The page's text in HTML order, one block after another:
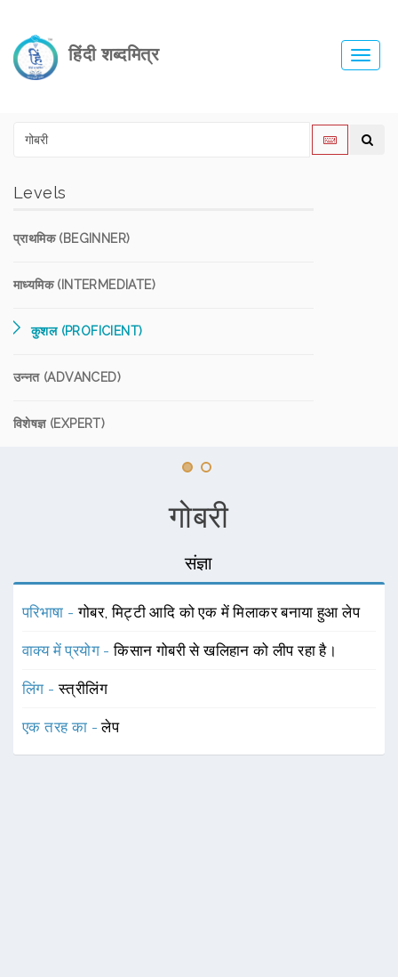
हिंदी शब्दमित्र
Levels
प्राथमिक (BEGINNER)
माध्यमिक (INTERMEDIATE)
कुशल (PROFICIENT)
उन्नत (ADVANCED)
विशेषज्ञ (EXPERT)
गोबरी
संज्ञा
परिभाषा -गोबर, मिट्टी आदि को एक में मिलाकर बनाया हुआ लेप
वाक्य में प्रयोग -किसान गोबरी से खलिहान को लीप रहा है।
लिंग -स्त्रीलिंग
एक तरह का -लेप